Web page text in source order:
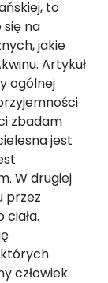
to
na
jakie
Artykuł
ogólnej
zbadam
jest
W drugiej
przez
człowiek.